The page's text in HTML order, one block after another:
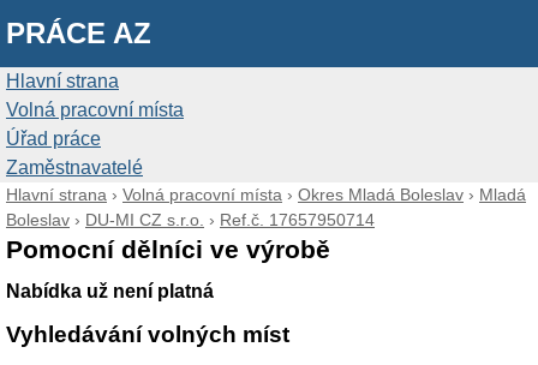
PRÁCE AZ
Hlavní strana
Volná pracovní místa
Úřad práce
Zaměstnavatelé
Hlavní strana › Volná pracovní místa › Okres Mladá Boleslav › Mladá
Boleslav › DU-MI CZ s.r.o. › Ref.č. 17657950714
Pomocní dělníci ve výrobě
Nabídka už není platná
Vyhledávání volných míst